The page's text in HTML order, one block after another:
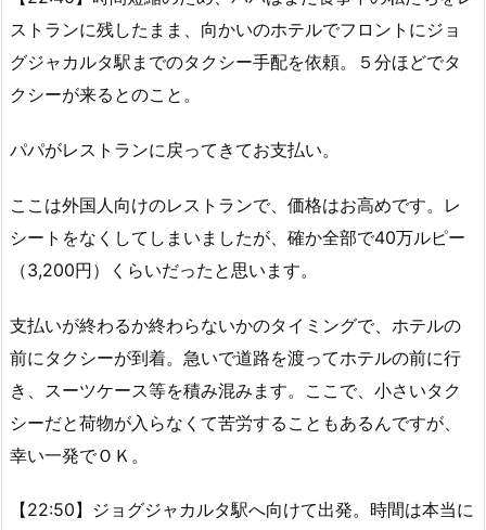
ストランに残したまま、向かいのホテルでフロントにジョ
グジャカルタ駅までのタクシー手配を依頼。５分ほどでタ
クシーが来るとのこと。
パパがレストランに戻ってきてお支払い。
ここは外国人向けのレストランで、価格はお高めです。レ
シートをなくしてしまいましたが、確か全部で40万ルピー
（3,200円）くらいだったと思います。
支払いが終わるか終わらないかのタイミングで、ホテルの
前にタクシーが到着。急いで道路を渡ってホテルの前に行
き、スーツケース等を積み混みます。ここで、小さいタク
シーだと荷物が入らなくて苦労することもあるんですが、
幸い一発でＯＫ。
【22:50】ジョグジャカルタ駅へ向けて出発。時間は本当に